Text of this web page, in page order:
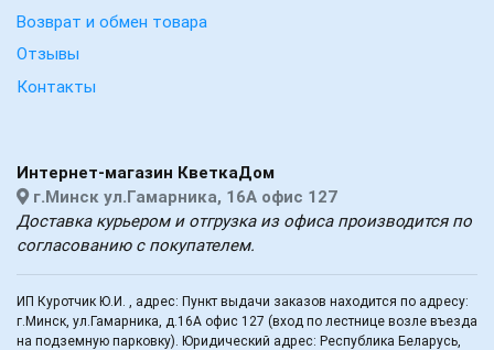
Возврат и обмен товара
Отзывы
Контакты
Интернет-магазин КветкаДом
г.Минск ул.Гамарника, 16А офис 127
Доставка курьером и отгрузка из офиса производится по
согласованию с покупателем.
ИП Куротчик Ю.И. , адрес: Пункт выдачи заказов находится по адресу:
г.Минск, ул.Гамарника, д.16А офис 127 (вход по лестнице возле въезда
на подземную парковку). Юридический адрес: Республика Беларусь,